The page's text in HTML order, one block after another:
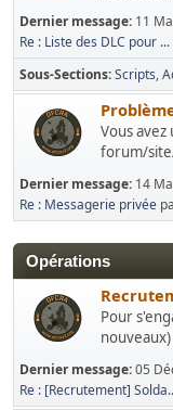
Dernier message: 11
Re : Liste des DLC pour ...
Sous-Sections Scripts
Vous
forum/
Dernier message: 14
Re : Messagerie privée
Opérations
Pour
nouveaux)
Dernier message:05
Re : [Recrutement]